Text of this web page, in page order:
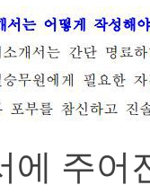
에 주어